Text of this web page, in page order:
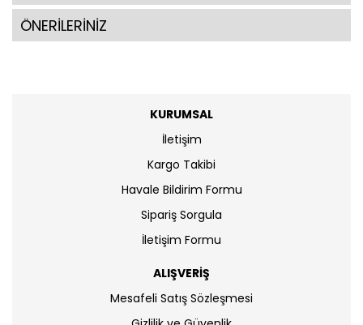
ÖNERİLERİNİZ
KURUMSAL
İletişim
Kargo Takibi
Havale Bildirim Formu
Sipariş Sorgula
İletişim Formu
ALIŞVERİŞ
Mesafeli Satış Sözleşmesi